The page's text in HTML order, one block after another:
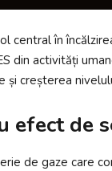
central în
din activități
creșterea
efect de
de gaze care